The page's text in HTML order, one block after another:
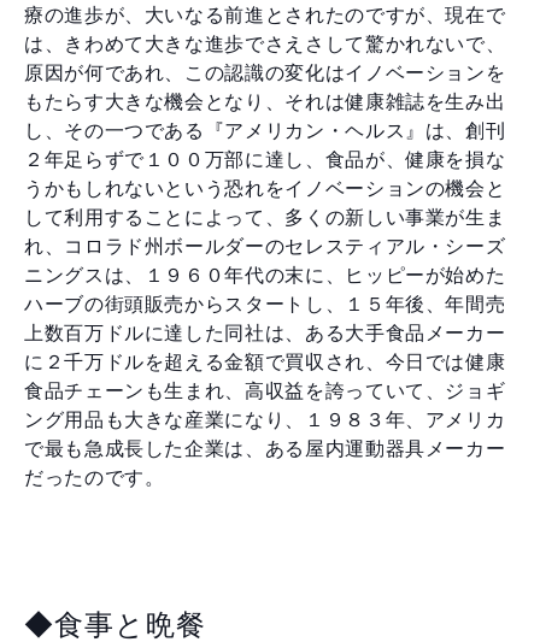
療の進歩が、大いなる前進とされたのですが、現在で
は、きわめて大きな進歩でさえさして驚かれないで、
原因が何であれ、この認識の変化はイノベーションを
もたらす大きな機会となり、それは健康雑誌を生み出
し、その一つである『アメリカン・ヘルス』は、創刊
２年足らずで１００万部に達し、食品が、健康を損な
うかもしれないという恐れをイノベーションの機会と
して利用することによって、多くの新しい事業が生ま
れ、コロラド州ボールダーのセレスティアル・シーズ
ニングスは、１９６０年代の末に、ヒッピーが始めた
ハーブの街頭販売からスタートし、１５年後、年間売
上数百万ドルに達した同社は、ある大手食品メーカー
に２千万ドルを超える金額で買収され、今日では健康
食品チェーンも生まれ、高収益を誇っていて、ジョギ
ング用品も大きな産業になり、１９８３年、アメリカ
で最も急成長した企業は、ある屋内運動器具メーカー
だったのです。
◆食事と晩餐